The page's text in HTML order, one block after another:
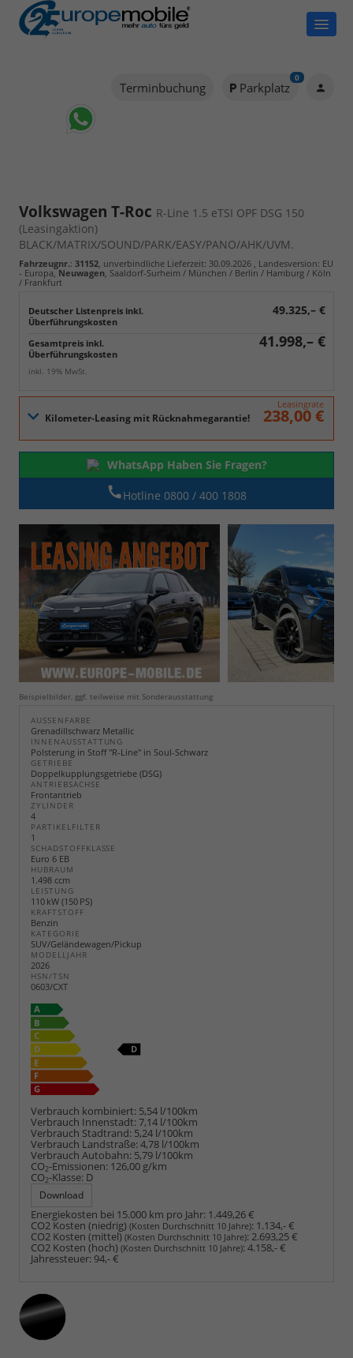
Terminbuchung Parkplatz
0
Volkswagen T-Roc R-Line 1.5 eTSI OPF DSG 150
(Leasingaktion)
BLACK/MATRIX/SOUND/PARK/EASY/PANO/AHK/UVM.
Fahrzeugnr.: 31152, unverbindliche Lieferzeit: 30.09.2026 , Landesversion: EU
- Europa,Neuwagen, Saaldorf-Surheim / München / Berlin / Hamburg / Köln
/ Frankfurt
49.325,– €
Gesamtpreis inkl.
Überführungskosten
41.998,– €
inkl. 19% MwSt.
Leasingrate
238,00 €
WhatsApp Haben Sie Fragen?
Hotline 0800 / 400 1808
Beispielbilder, ggf. teilweise mit Sonderausstattung
AUSSENFARBE
Grenadillschwarz Metallic
INNENAUSSTATTUNG
Polsterung in Stoff "R-Line" in Soul-Schwarz
GETRIEBE
Doppelkupplungsgetriebe (DSG)
ANTRIEBSACHSE
Frontantrieb
ZYLINDER
4
PARTIKELFILTER
1
SCHADSTOFFKLASSE
Euro 6 EB
HUBRAUM
1.498 ccm
LEISTUNG
110 kW (150 PS)
KRAFTSTOFF
Benzin
KATEGORIE
SUV/Geländewagen/Pickup
MODELLJAHR
2026
HSN/TSN
0603/CXT
Verbrauch kombiniert: 5,54 l/100km
Verbrauch Innenstadt:7,14 l/100km
Verbrauch Stadtrand: 5,24 l/100km
Verbrauch Landstraße:4,78 l/100km
Verbrauch Autobahn: 5,79 l/100km
CO2-Emissionen: 126,00 g/km
CO2-Klasse: D
Download
Energiekosten bei 15.000 km pro Jahr: 1.449,26 €
CO2 Kosten (niedrig) (Kosten Durchschnitt 10 Jahre): 1.134,- €
CO2 Kosten (mittel) (Kosten Durchschnitt 10 Jahre):2.693,25 €
CO2 Kosten (hoch) (Kosten Durchschnitt 10 Jahre):4.158,- €
Jahressteuer: 94,- €